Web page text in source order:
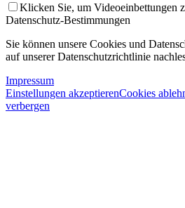
Klicken Sie, um Videoeinbettungen
Datenschutz-Bestimmungen
Sie können unsere Cookies und
auf unserer Datenschutzrichtlinie
Impressum
Einstellungen akzeptierenCookies
verbergen